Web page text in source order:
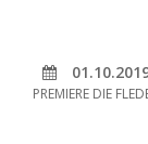
PREMIERE DIE